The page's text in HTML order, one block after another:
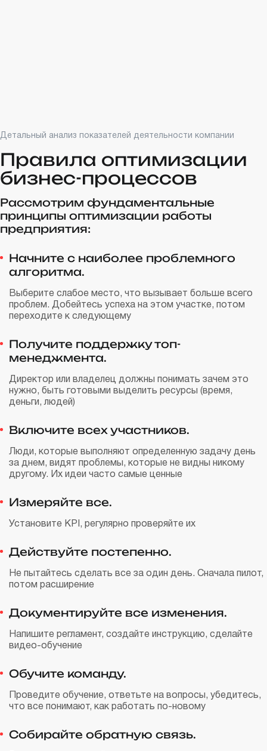
Детальный анализ показателей деятельности компании
Правила оптимизации
бизнес-процессов
Рассмотрим фундаментальные
принципы оптимизации работы
предприятия:
Начните с наиболее проблемного
алгоритма.
Выберите слабое место, что вызывает больше всего
проблем. Добейтесь успеха на этом участке, потом
переходите к следующему
Получите поддержку топ-
менеджмента.
Директор или владелец должны понимать зачем это
нужно, быть готовыми выделить ресурсы (время,
деньги, людей)
Включите всех участников.
Люди, которые выполняют определенную задачу день
за днем, видят проблемы, которые не видны никому
другому. Их идеи часто самые ценные
Измеряйте все.
Установите KPI, регулярно проверяйте их
Действуйте постепенно.
Не пытайтесь сделать все за один день. Сначала пилот,
потом расширение
Документируйте все изменения.
Напишите регламент, создайте инструкцию, сделайте
видео-обучение
Обучите команду.
Проведите обучение, ответьте на вопросы, убедитесь,
что все понимают, как работать по-новому
Собирайте обратную связь.